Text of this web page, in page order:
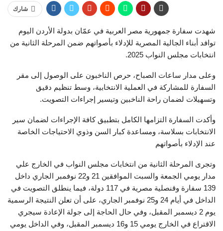
شارك
شهدت سفارة جمهورية مصر العربية في عمّان بدولة الأردن اليوم
توافد أبناء الجالية المصرية للإدلاء بأصواتهم ضمن المرحلة الثانية من
انتخابات مجلس النواب 2025.
وعلى مدار ساعات الصباح، حرص الناخبون على الوصول إلى مقر
السفارة للمشاركة في العملية الانتخابية، وسط تنظيم دقيق
وتسهيلات لضمان راحة الناخبين وتيسير إجراءات التصويت.
وأكدت السفارة التزامها الكامل بتطبيق كافة الإجراءات لضمان سير
الانتخابات بسلاسة، ومساعدة كبار السن وذوي الاحتياجات الخاصة
عند الإدلاء بأصواتهم
وتجرى المرحلة الثانية من انتخابات مجلس النواب في الخارج علي
مدار يومي الجمعة والسبت الموافقين 21 و22 نوفمبر الجاري داخل
139 سفارة وقنصلية مصرية في 117 دولة، فيما ينطلق التصويت في
الداخل في أيام 24 و25 نوفمبر الجاري، على أن تعلن النتيجة الرسمية
يوم 2 ديسمبر المقبل، وفي حال الحاجة إلى جولة الإعادة سيجري
الاقتراع في الخارج يومي 15 و16 ديسمبر المقبل، وفي الداخل يومي